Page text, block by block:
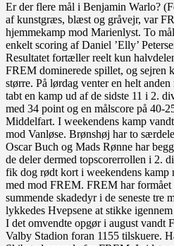
Er der flere mål i Benjamin Warlo?
af kunstgræs, blæst og gråvejr, var
hjemmekamp mod Marienlyst. To
enkelt scoring af Daniel ’Elly’
Resultatet fortæller reelt kun
FREM dominerede spillet, og sejren
større. På lørdag venter en helt
tabt en kamp ud af de sidste 11 i 2.
med 34 point og en målscore på 40-
Middelfart. I weekendens kamp
mod Vanløse. Brønshøj har to
Oscar Buch og Mads Rønne har
de deler dermed topscorerrollen i 2.
fik dog rødt kort i weekendens kamp
med mod FREM. FREM har formået
summende skadedyr i de seneste tre
lykkedes Hvepsene at stikke
I det omvendte opgør i august vandt
Valby Stadion foran 1155 tilskuere.